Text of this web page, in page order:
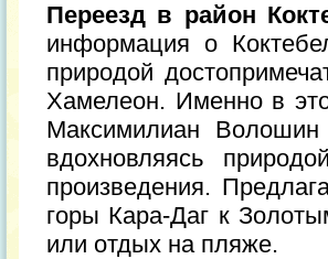
Переезд в район
информация о
природой
Хамелеон. Именно в
Максимилиан
вдохновляясь
произведения.
горы Кара-Даг к
или отдых на пляже.